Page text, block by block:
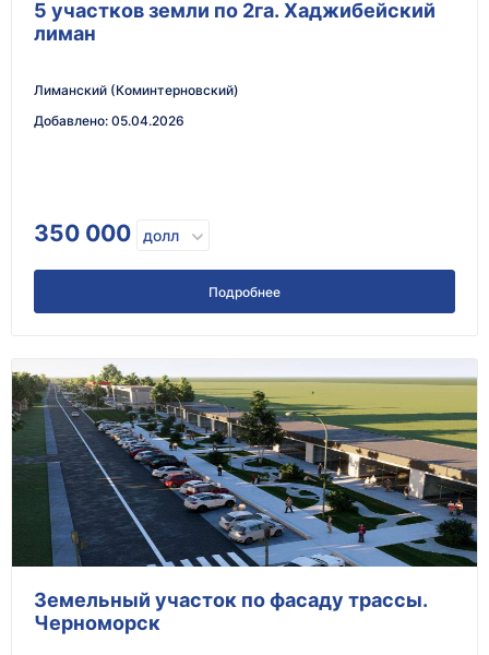
5 участков земли по 2га. Хаджибейский
лиман
Лиманский (Коминтерновский)
Добавлено: 05.04.2026
350 000 долл
Подробнее
Земельный участок по фасаду трассы.
Черноморск